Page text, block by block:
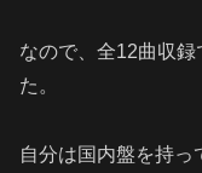
なので、全12曲収
た。
自分は国内盤を持っ